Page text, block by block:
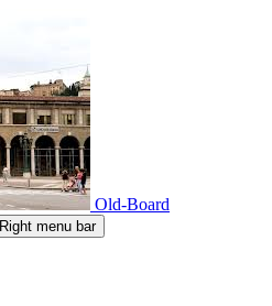
Old-Board
Right menu bar